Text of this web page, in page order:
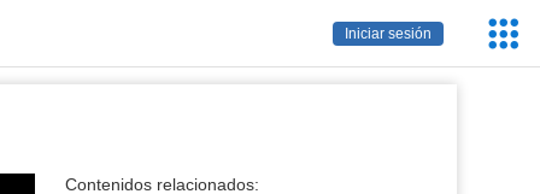
Iniciar sesión
Contenidos relacionados: